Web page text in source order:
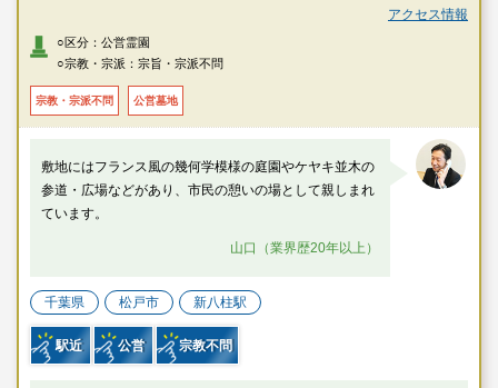
・新京成線「八柱駅」より新京成バスで「八柱霊園前」下車徒歩約5分。
アクセス情報
○区分：公営霊園
○宗教・宗派：宗旨・宗派不問
宗教・宗派不問 公営墓地
敷地にはフランス風の幾何学模様の庭園やケヤキ並木の
参道・広場などがあり、市民の憩いの場として親しまれ
ています。
山口（業界歴20年以上）
千葉県 松戸市 新八柱駅
駅近 公営 宗教不問